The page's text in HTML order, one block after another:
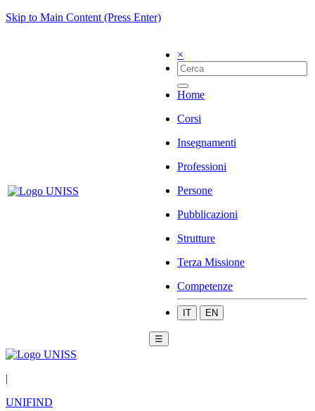
Skip to Main Content (Press Enter)
×
Home
Corsi
Insegnamenti
Professioni
Persone
Pubblicazioni
Strutture
Terza Missione
Competenze
IT EN
☰
|
UNIFIND